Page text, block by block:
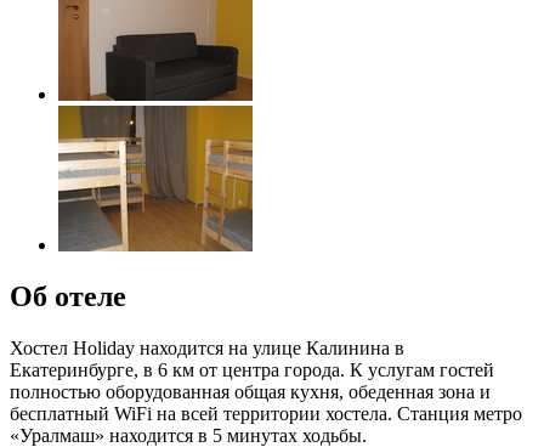
Об отеле
Хостел Holiday находится на улице Калинина в
Екатеринбурге, в 6 км от центра города. К услугам гостей
полностью оборудованная общая кухня, обеденная зона и
бесплатный WiFi на всей территории хостела. Станция метро
«Уралмаш» находится в 5 минутах ходьбы.